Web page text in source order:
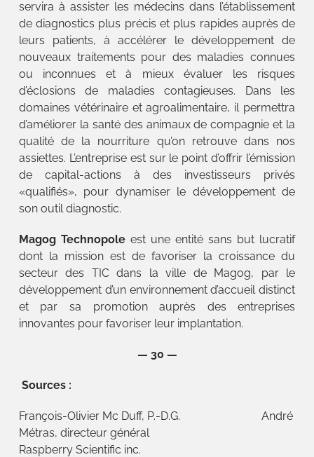
servira à assister les médecins dans l’établissement
de diagnostics plus précis et plus rapides auprès de
leurs patients, à accélérer le développement de
nouveaux traitements pour des maladies connues
ou inconnues et à mieux évaluer les risques
d’éclosions de maladies contagieuses. Dans les
domaines vétérinaire et agroalimentaire, il permettra
d’améliorer la santé des animaux de compagnie et la
qualité de la nourriture qu’on retrouve dans nos
assiettes. L’entreprise est sur le point d’offrir l’émission
de capital-actions à des investisseurs privés
«qualifiés», pour dynamiser le développement de
son outil diagnostic.
Magog Technopoleest une entité sans but lucratif
dont la mission est de favoriser la croissance du
secteur des TIC dans la ville de Magog, par le
développement d’un environnement d’accueil distinct
et par sa promotion auprès des entreprises
innovantes pour favoriser leur implantation.
— 30 —
Sources :
François-Olivier Mc Duff, P.-D.G. André
Métras, directeur général
Raspberry Scientific inc.